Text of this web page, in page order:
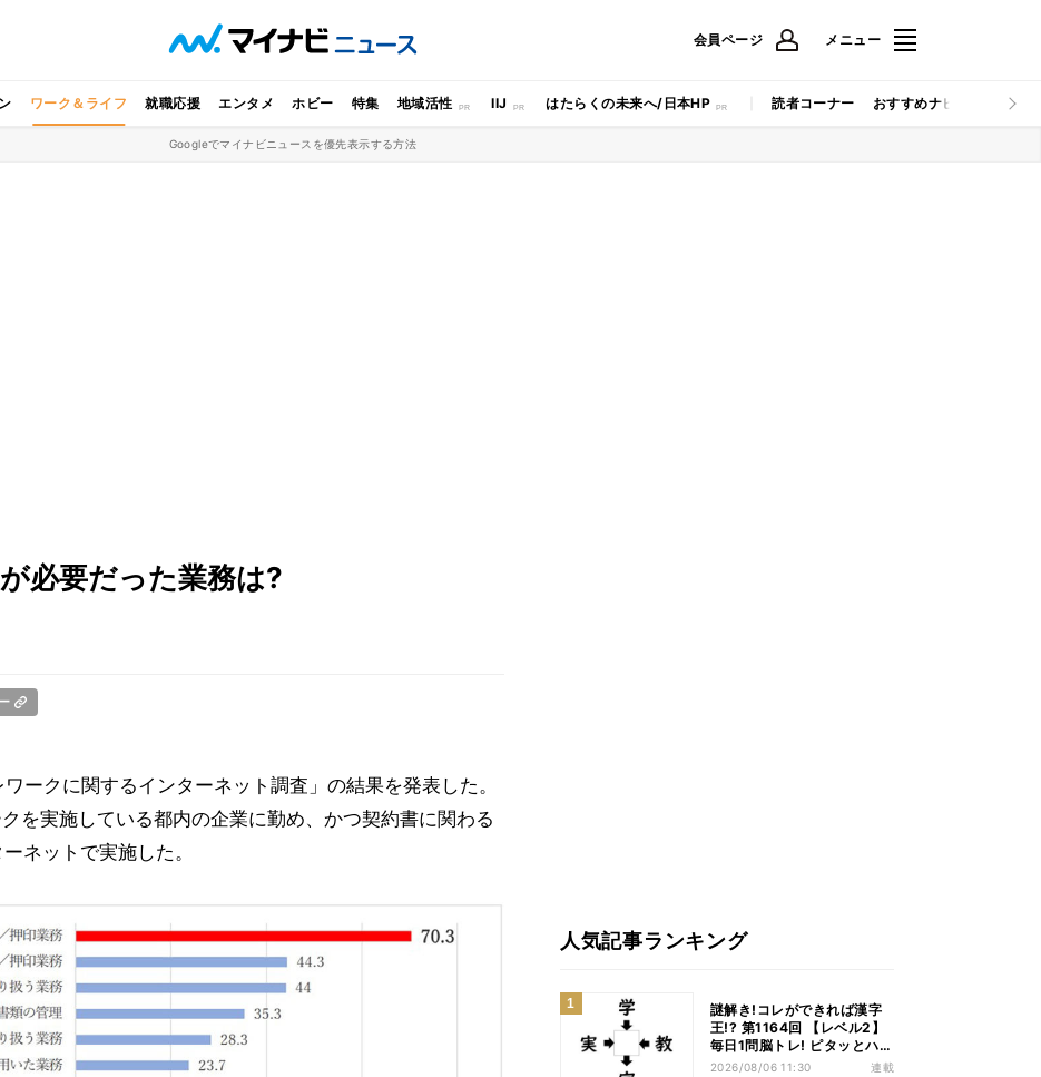
会員ページ メニュー
ワーク＆ライフ 就職応援 エンタメ ホビー 特集 地域活性 IIJ はたらくの未来へ/日本HP 読者コーナー おすすめナビ マイナビ
Googleでマイナビニュースを優先表示する方法
必要だった業務は?
ークに関するインターネット調査」の結果を発表した。
を実施している都内の企業に勤め、かつ契約書に関わる
ネットで実施した。
人気記事ランキング
謎解き!コレができれば漢字
王!? 第1164回 【レベル2】
毎日1問脳トレ! ピタッとハマ
る漢字はどれだ?
2026/08/06 11:30 連載